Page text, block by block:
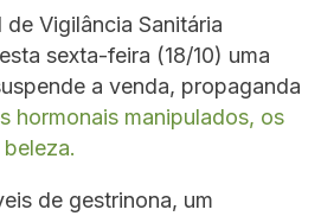
Vigilância Sanitária
sexta-feira (18/10) uma
a venda, propaganda
hormonais manipulados, os
de gestrinona, um